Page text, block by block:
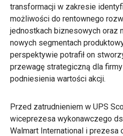
transformacji w zakresie
możliwości do rentownego
jednostkach biznesowych oraz
nowych segmentach
perspektywie potrafił on
przewagę strategiczną dla
podniesienia wartości akcji.
Przed zatrudnieniem w UPS
wiceprezesa wykonawczego
Walmart International i prezesa